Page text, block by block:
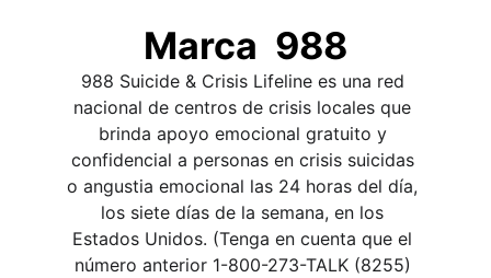
Marca  988
988 Suicide & Crisis Lifeline es una red
nacional de centros de crisis locales que
brinda apoyo emocional gratuito y
confidencial a personas en crisis suicidas
o angustia emocional las 24 horas del día,
los siete días de la semana, en los
Estados Unidos. (Tenga en cuenta que el
número anterior 1-800-273-TALK (8255)